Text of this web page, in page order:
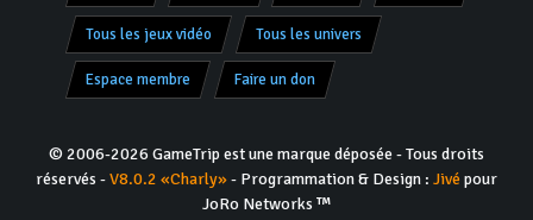
Tous les jeux vidéo Tous les univers
Espace membre Faire un don
© 2006-2026 GameTrip est une marque déposée - Tous droits
réservés -V8.0.2 «Charly»- Programmation & Design : Jivépour
JoRo Networks ™